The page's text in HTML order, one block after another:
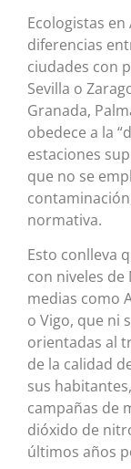
Ecologistas
diferencias
ciudades con
Sevilla o
Granada,
obedece a la
estaciones
que no se
normativa.
Esto conlleva
con niveles de
medias como
o Vigo, que ni
orientadas al
de la calidad
sus
campañas de
dióxido de
últimos años